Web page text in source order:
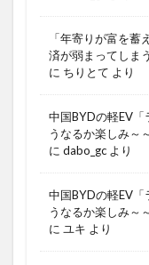
「年寄りが富を
済が弱まってしま
に ちりとて より
中国BYDの軽EV
うなるか楽しみ～～
に dabo_gc より
中国BYDの軽EV
うなるか楽しみ～～
に ユキ より